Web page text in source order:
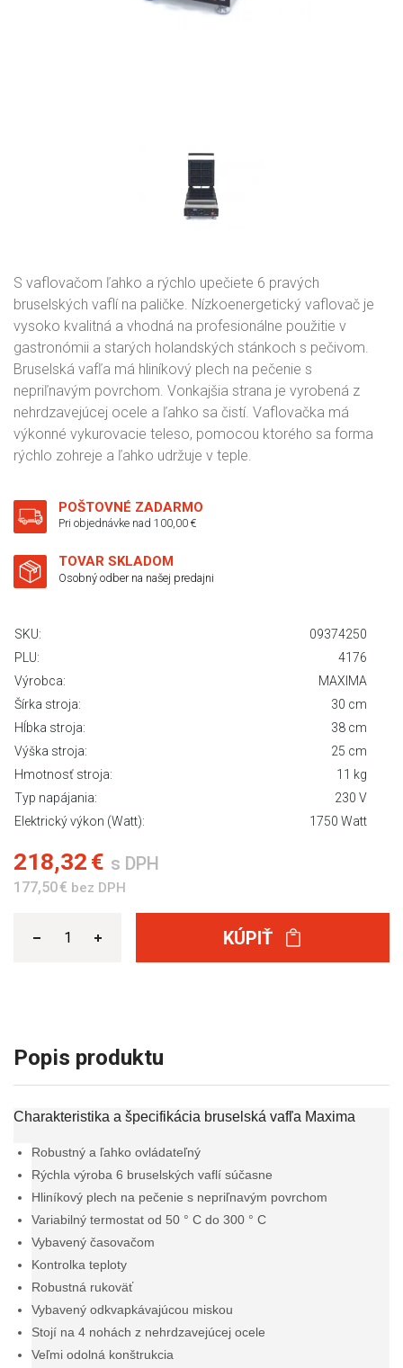
S vaflovačom ľahko a rýchlo upečiete 6 pravých
bruselských vaflí na paličke. Nízkoenergetický vaflovač je
vysoko kvalitná a vhodná na profesionálne použitie v
gastronómii a starých holandských stánkoch s pečivom.
Bruselská vafľa má hliníkový plech na pečenie s
nepriľnavým povrchom. Vonkajšia strana je vyrobená z
nehrdzavejúcej ocele a ľahko sa čistí. Vaflovačka má
výkonné vykurovacie teleso, pomocou ktorého sa forma
rýchlo zohreje a ľahko udržuje v teple.
POŠTOVNÉ ZADARMO
Pri objednávke nad 100,00 €
TOVAR SKLADOM
Osobný odber na našej predajni
SKU:
09374250
PLU:
4176
Výrobca:
MAXIMA
Šírka stroja:
30 cm
Hĺbka stroja:
38 cm
Výška stroja:
25 cm
Hmotnosť stroja:
11 kg
Typ napájania:
230 V
Elektrický výkon (Watt):
1750 Watt
218,32 € s DPH
177,50 € bez DPH
KÚPIŤ
Popis produktu
Charakteristika a špecifikácia bruselská vafľa Maxima
Robustný a ľahko ovládateľný
Rýchla výroba 6 bruselských vaflí súčasne
Hliníkový plech na pečenie s nepriľnavým povrchom
Variabilný termostat od 50 ° C do 300 ° C
Vybavený časovačom
Kontrolka teploty
Robustná rukoväť
Vybavený odkvapkávajúcou miskou
Stojí na 4 nohách z nehrdzavejúcej ocele
Veľmi odolná konštrukcia